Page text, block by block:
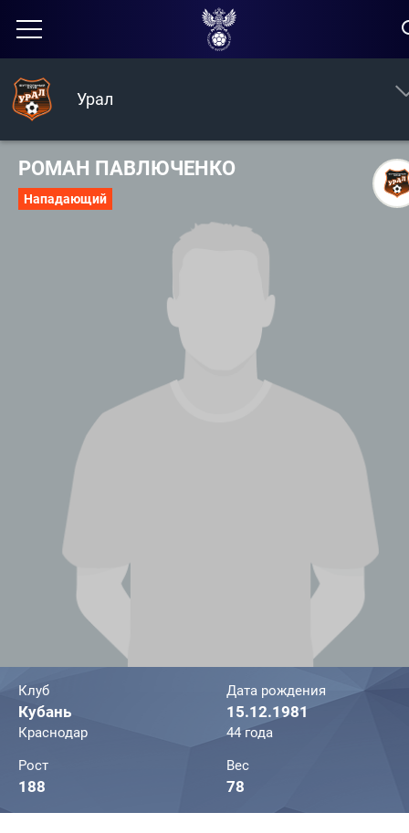
Урал
РОМАН ПАВЛЮЧЕНКО
Нападающий
Клуб
Кубань
Краснодар
Дата рождения
15.12.1981
44 года
Рост
188
Вес
78